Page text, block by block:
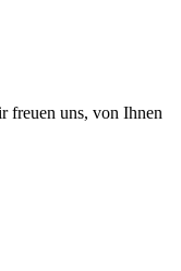
freuen uns, von Ihnen